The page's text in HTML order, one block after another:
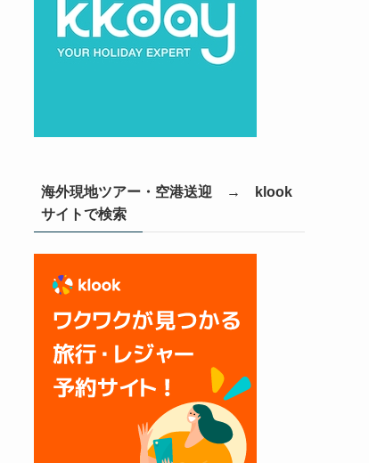
海外現地ツアー・空港送迎 → klook
サイトで検索